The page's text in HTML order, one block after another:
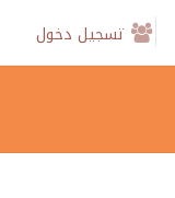
تسجيل دخول